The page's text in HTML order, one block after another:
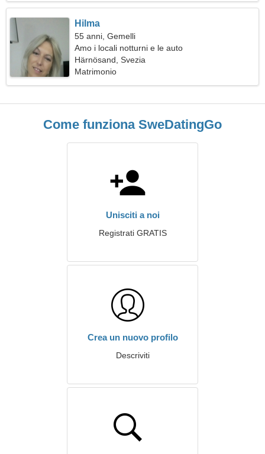
Hilma
55 anni, Gemelli
Amo i locali notturni e le auto
Härnösand, Svezia
Matrimonio
Come funziona SweDatingGo
Unisciti a noi
Registrati GRATIS
Crea un nuovo profilo
Descriviti